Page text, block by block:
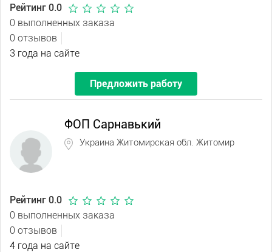
Рейтинг 0.0
0 выполненных заказа
0 отзывов
3 года на сайте
Предложить работу
ФОП Сарнавький
Украина Житомирская обл. Житомир
Рейтинг 0.0
0 выполненных заказа
0 отзывов
4 года на сайте